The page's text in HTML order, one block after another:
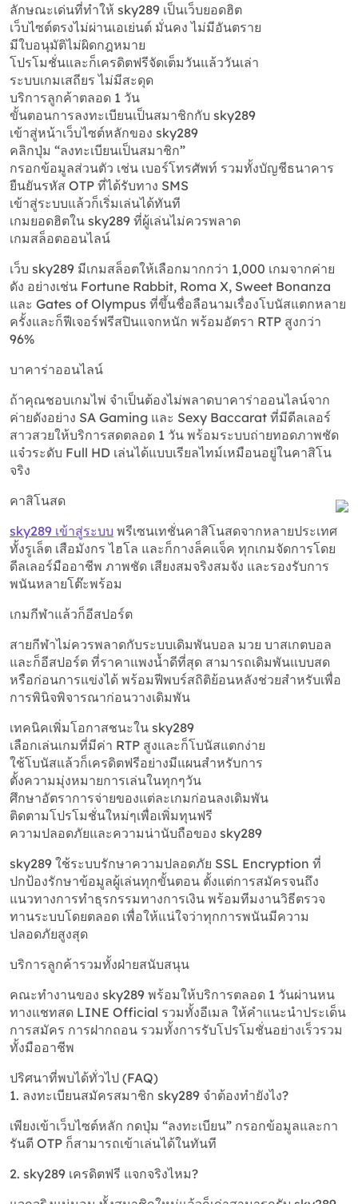
ลักษณะเด่นที่ทำให้ sky289 เป็นเว็บยอดฮิต
เว็บไซต์ตรงไม่ผ่านเอเย่นต์ มั่นคง ไม่มีอันตราย
มีใบอนุมัติไม่ผิดกฎหมาย
โปรโมชั่นและก็เครดิตฟรีจัดเต็มวันแล้ววันเล่า
ระบบเกมเสถียร ไม่มีสะดุด
บริการลูกค้าตลอด 1 วัน
ขั้นตอนการลงทะเบียนเป็นสมาชิกกับ sky289
เข้าสู่หน้าเว็บไซต์หลักของ sky289
คลิกปุ่ม “ลงทะเบียนเป็นสมาชิก”
กรอกข้อมูลส่วนตัว เช่น เบอร์โทรศัพท์ รวมทั้งบัญชีธนาคาร
ยืนยันรหัส OTP ที่ได้รับทาง SMS
เข้าสู่ระบบแล้วก็เริ่มเล่นได้ทันที
เกมยอดฮิตใน sky289 ที่ผู้เล่นไม่ควรพลาด
เกมสล็อตออนไลน์
เว็บ sky289 มีเกมสล็อตให้เลือกมากกว่า 1,000 เกมจากค่าย
ดัง อย่างเช่น Fortune Rabbit, Roma X, Sweet Bonanza
และ Gates of Olympus ที่ขึ้นชื่อลือนามเรื่องโบนัสแตกหลาย
ครั้งและก็ฟีเจอร์ฟรีสปินแจกหนัก พร้อมอัตรา RTP สูงกว่า
96%
บาคาร่าออนไลน์
ถ้าคุณชอบเกมไพ่ จำเป็นต้องไม่พลาดบาคาร่าออนไลน์จาก
ค่ายดังอย่าง SA Gaming และ Sexy Baccarat ที่มีดีลเลอร์
สาวสวยให้บริการสดตลอด 1 วัน พร้อมระบบถ่ายทอดภาพชัด
แจ๋วระดับ Full HD เล่นได้แบบเรียลไทม์เหมือนอยู่ในคาสิโน
จริง
คาสิโนสด
sky289 เข้าสู่ระบบ พรีเซนเทชั่นคาสิโนสดจากหลายประเทศ
ทั้งรูเล็ต เสือมังกร ไฮโล และก็กางล็คแจ็ค ทุกเกมจัดการโดย
ดีลเลอร์มืออาชีพ ภาพชัด เสียงสมจริงสมจัง และรองรับการ
พนันหลายโต๊ะพร้อม
เกมกีฬาแล้วก็อีสปอร์ต
สายกีฬาไม่ควรพลาดกับระบบเดิมพันบอล มวย บาสเกตบอล
และก็อีสปอร์ต ที่ราคาแพงน้ำดีที่สุด สามารถเดิมพันแบบสด
หรือก่อนการแข่งได้ พร้อมฟีพบร์สถิติย้อนหลังช่วยสำหรับเพื่อ
การพินิจพิจารณาก่อนวางเดิมพัน
เทคนิคเพิ่มโอกาสชนะใน sky289
เลือกเล่นเกมที่มีค่า RTP สูงและก็โบนัสแตกง่าย
ใช้โบนัสแล้วก็เครดิตฟรีอย่างมีแผนสำหรับการ
ตั้งความมุ่งหมายการเล่นในทุกๆวัน
ศึกษาอัตราการจ่ายของแต่ละเกมก่อนลงเดิมพัน
ติดตามโปรโมชั่นใหม่ๆเพื่อเพิ่มทุนฟรี
ความปลอดภัยและความน่านับถือของ sky289
sky289 ใช้ระบบรักษาความปลอดภัย SSL Encryption ที่
ปกป้องรักษาข้อมูลผู้เล่นทุกขั้นตอน ตั้งแต่การสมัครจนถึง
แนวทางการทำธุรกรรมทางการเงิน พร้อมทีมงานวิธีตรวจ
ทานระบบโดยตลอด เพื่อให้แน่ใจว่าทุกการพนันมีความ
ปลอดภัยสูงสุด
บริการลูกค้ารวมทั้งฝ่ายสนับสนุน
คณะทำงานของ sky289 พร้อมให้บริการตลอด 1 วันผ่านหน
ทางแชทสด LINE Official รวมทั้งอีเมล ให้คำแนะนำประเด็น
การสมัคร การฝากถอน รวมทั้งการรับโปรโมชั่นอย่างเร็วรวม
ทั้งมืออาชีพ
ปริศนาที่พบได้ทั่วไป (FAQ)
1. ลงทะเบียนสมัครสมาชิก sky289 จำต้องทำยังไง?
เพียงเข้าเว็บไซต์หลัก กดปุ่ม “ลงทะเบียน” กรอกข้อมูลและกา
รันตี OTP ก็สามารถเข้าเล่นได้ในทันที
2. sky289 เครดิตฟรี แจกจริงไหม?